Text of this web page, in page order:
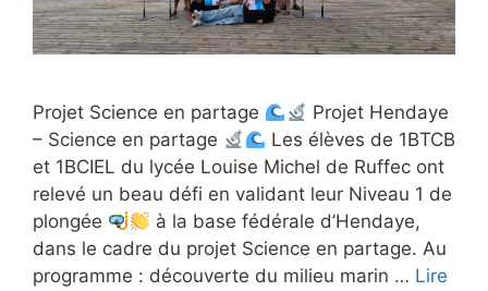
Projet Science en partage
Projet Hendaye
– Science en partage
Les élèves de 1BTCB
et 1BCIEL du lycée Louise Michel de Ruffec ont
relevé un beau défi en validant leur Niveau 1 de
plongée
à la base fédérale d’Hendaye,
dans le cadre du projet Science en partage. Au
programme : découverte du milieu marin … Lire